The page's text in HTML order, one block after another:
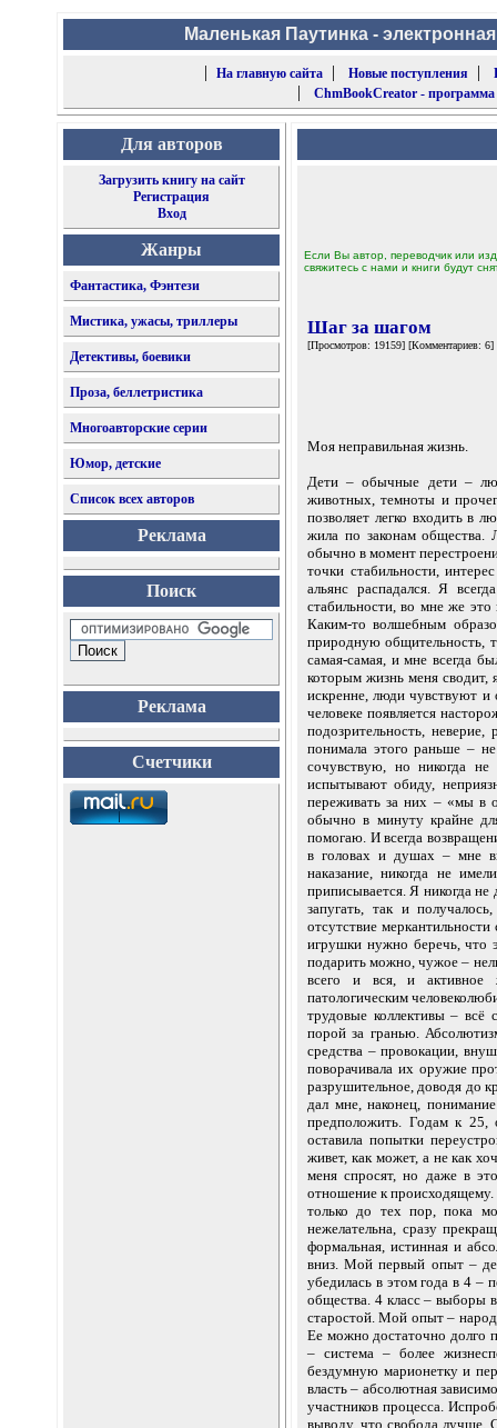
Маленькая Паутинка -
|
На главную сайта| Новые поступления |
| ChmBookCreator -
Для авторов
Загрузить книгу на сайт
Регистрация
Вход
Жанры
Фантастика, Фэнтези
Мистика, ужасы, триллеры
Детективы, боевики
Проза, беллетристика
Многоавторские серии
Юмор, детские
Список всех авторов
Реклама
Поиск
Реклама
Счетчики
Если Вы автор, переводчик или
свяжитесь с нами и книги будут
Шаг за шагом
[Просмотров: 19159] [Комментариев: 6]
Моя неправильная жизнь.
Дети – обычные дети –
животных, темноты и
позволяет легко входить в
жила по законам общества.
обычно в момент
точки стабильности,
альянс распадался. Я
стабильности, во мне же
Каким-то волшебным
природную общительность,
самая-самая, и мне всегда
которым жизнь меня сводит,
искренне, люди чувствуют и
человеке появляется
подозрительность,
понимала этого раньше –
сочувствую, но никогда
испытывают обиду,
переживать за них – «мы в
обычно в минуту крайне
помогаю. И всегда
в головах и душах – мне
наказание, никогда не
приписывается. Я никогда
запугать, так и
отсутствие
игрушки нужно беречь, что
подарить можно, чужое –
всего и вся, и активное
патологическим
трудовые коллективы – всё
порой за гранью.
средства – провокации,
поворачивала их оружие
разрушительное, доводя до
дал мне, наконец,
предположить. Годам к 25,
оставила попытки
живет, как может, а не как
меня спросят, но даже в
отношение к
только до тех пор, пока
нежелательна, сразу
формальная, истинная и
вниз. Мой первый опыт –
убедилась в этом года в 4 –
общества. 4 класс – выборы
старостой. Мой опыт – народ
Ее можно достаточно долго
– система – более
бездумную марионетку и
власть – абсолютная
участников процесса.
выводу, что свобода лучше.